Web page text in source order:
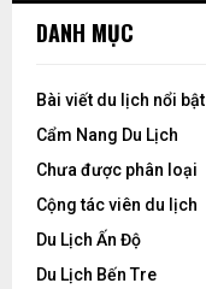
DANH MỤC
Bài viết du lịch nổi bật
Cẩm Nang Du Lịch
Chưa được phân loại
Cộng tác viên du lịch
Du Lịch Ấn Độ
Du Lịch Bến Tre